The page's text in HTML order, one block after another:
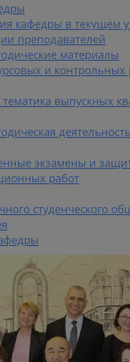
кафедры в текущем
преподавателей
материалы
и контрольных
тематика выпускных
экзамены и
работ
студенческого